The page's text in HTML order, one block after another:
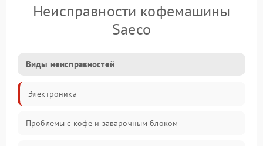
Неисправности кофемашины
Saeco
Виды неисправностей
Электроника
Проблемы с кофе и заварочным блоком